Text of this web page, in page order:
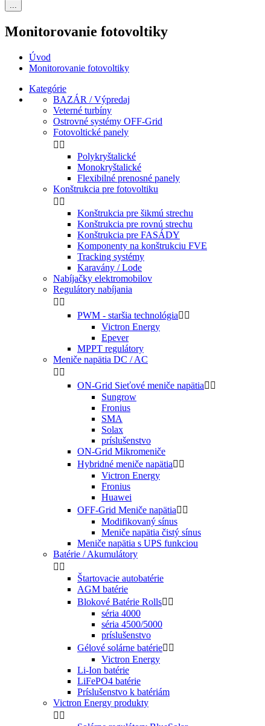
...
Monitorovanie fotovoltiky
Úvod
Monitorovanie fotovoltiky
Kategórie
BAZÁR / Výpredaj
Veterné turbíny
Ostrovné systémy OFF-Grid
Fotovoltické panely
 
Polykryštalické
Monokryštalické
Flexibilné prenosné panely
Konštrukcia pre fotovoltiku
 
Konštrukcia pre šikmú strechu
Konštrukcia pre rovnú strechu
Konštrukcia pre FASÁDY
Komponenty na konštrukciu FVE
Tracking systémy
Karavány / Lode
Nabíjačky elektromobilov
Regulátory nabíjania
 
PWM - staršia technológia 
Victron Energy
Epever
MPPT regulátory
Meniče napätia DC / AC
 
ON-Grid Sieťové meniče napätia 
Sungrow
Fronius
SMA
Solax
príslušenstvo
ON-Grid Mikromeniče
Hybridné meniče napätia 
Victron Energy
Fronius
Huawei
OFF-Grid Meniče napätia 
Modifikovaný sínus
Meniče napätia čistý sínus
Meniče napätia s UPS funkciou
Batérie / Akumulátory
 
Štartovacie autobatérie
AGM batérie
Blokové Batérie Rolls 
séria 4000
séria 4500/5000
príslušenstvo
Gélové solárne batérie 
Victron Energy
Li-Ion batérie
LiFePO4 batérie
Príslušenstvo k batériám
Victron Energy produkty
 